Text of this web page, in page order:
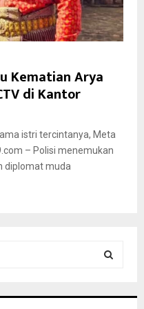
Kematian Arya
di Kantor
istri tercintanya, Meta
– Polisi menemukan
diplomat muda